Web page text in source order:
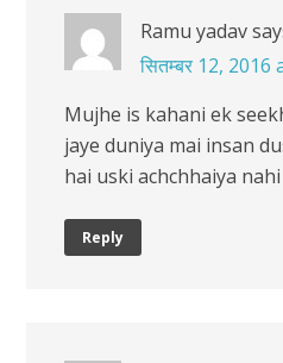
Ramu yadav
सितम्बर 12, 2016
Mujhe is kahani ek
jaye duniya mai insan
hai uski achchhaiya nahi
Reply